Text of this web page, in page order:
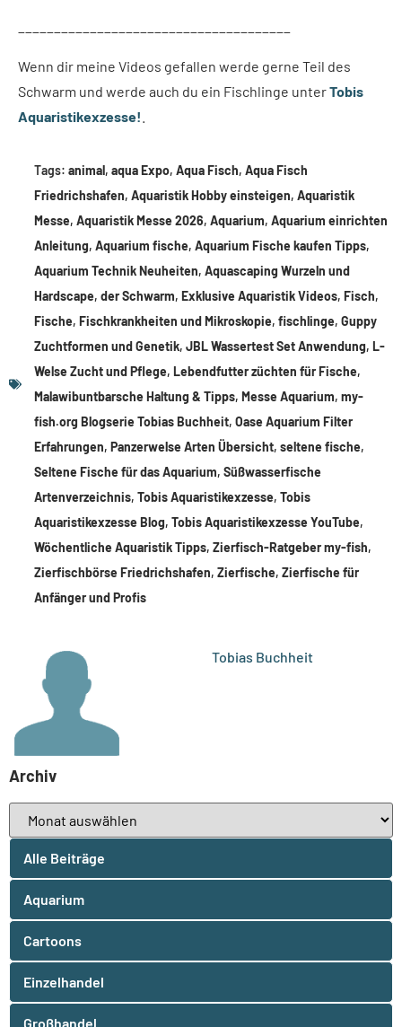
Wenn dir meine Videos gefallen werde gerne Teil des
Schwarm und werde auch du ein Fischlinge unterTobis
Aquaristikexzesse!
Tags: animal, aqua Expo, Aqua Fisch, Aqua Fisch
Friedrichshafen, Aquaristik Hobby einsteigen, Aquaristik
Messe, Aquaristik Messe 2026, Aquarium, Aquarium einrichten
Anleitung, Aquarium fische, Aquarium Fische kaufen Tipps,
Aquarium Technik Neuheiten, Aquascaping Wurzeln und
Hardscape, der Schwarm, Exklusive Aquaristik Videos, Fisch,
Fische, Fischkrankheiten und Mikroskopie, fischlinge, Guppy
Zuchtformen und Genetik, JBL Wassertest Set Anwendung, L-
Welse Zucht und Pflege, Lebendfutter züchten für Fische,
Malawibuntbarsche Haltung & Tipps, Messe Aquarium, my-
fish.org Blogserie Tobias Buchheit, Oase Aquarium Filter
Erfahrungen, Panzerwelse Arten Übersicht, seltene fische,
Seltene Fische für das Aquarium, Süßwasserfische
Artenverzeichnis, Tobis Aquaristikexzesse, Tobis
Aquaristikexzesse Blog, Tobis Aquaristikexzesse YouTube,
Wöchentliche Aquaristik Tipps, Zierfisch-Ratgeber my-fish,
Zierfischbörse Friedrichshafen, Zierfische, Zierfische für
Anfänger und Profis
Tobias Buchheit
Archiv
Alle Beiträge
Aquarium
Cartoons
Einzelhandel
Großhandel